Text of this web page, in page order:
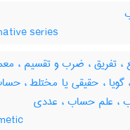
series
، ضرب‌ و‌ تقسیم ،
گویا ، حقیقی یا مختلط ،
، علم حساب ، عددی